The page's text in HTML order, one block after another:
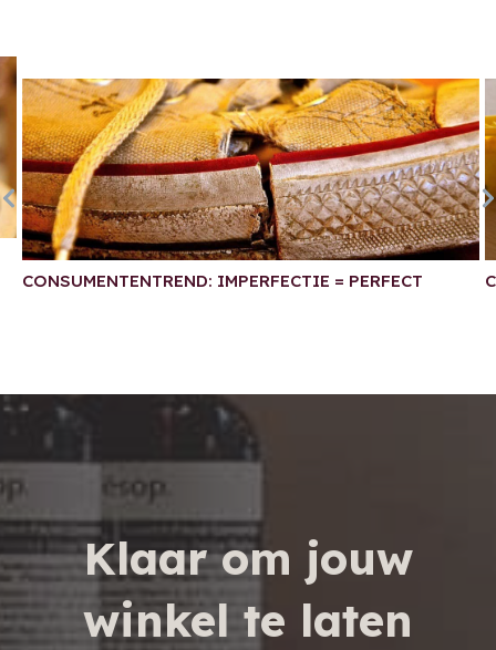
CONSUMENTENTREND: IMPERFECTIE = PERFECT
Klaar om jouw
winkel te laten